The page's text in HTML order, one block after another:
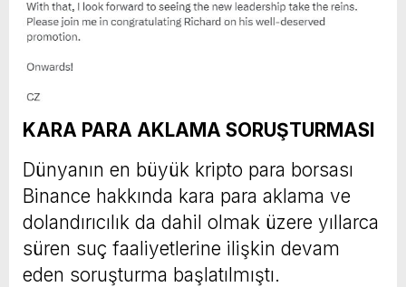
KARA PARA AKLAMA SORUŞTURMASI
Dünyanın en büyük kripto para borsası
Binance hakkında kara para aklama ve
dolandırıcılık da dahil olmak üzere yıllarca
süren suç faaliyetlerine ilişkin devam
eden soruşturma başlatılmıştı.